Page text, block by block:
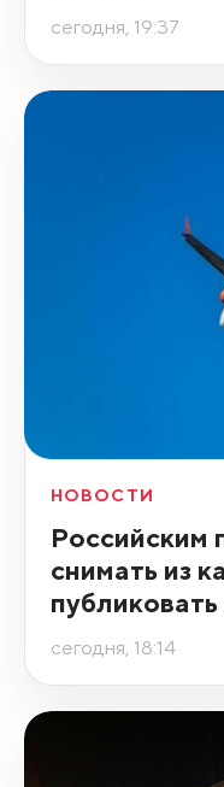
сегодня, 19:37
НОВОСТИ
Российским
снимать из
сегодня, 18:14